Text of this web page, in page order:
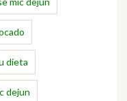
dieta
dejun